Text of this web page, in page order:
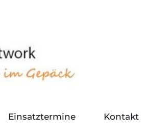
Einsatztermine Kontakt